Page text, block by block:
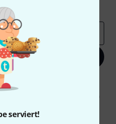
serviert!
Deals
Sie dem Erhalt von E-Mail-
E-Mail-Nutzungsverhaltens zu. Die
Informationen finden Sie in